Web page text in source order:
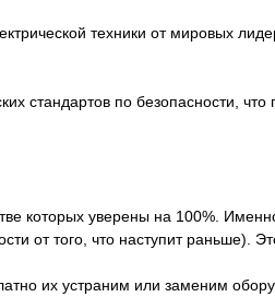
техники от мировых
стандартов по безопасности,
которых уверены на 100%.
от того, что наступит раньше).
их устраним или заменим